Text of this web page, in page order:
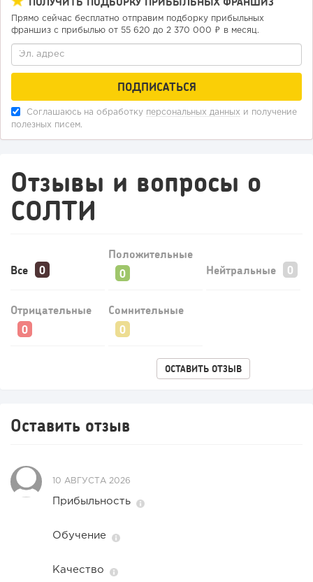
Отзыв SSL-сертификатов у банков: как это влияет на
российский...
209
Прямо сейчас бесплатно отправим подборку прибыльных
франшиз с прибылью от 55 620 до 2 370 000 ₽ в месяц.
Соглашаюсь на обработку персональных данных и получение
полезных писем.
Отзывы и вопросы о
СОЛТИ
Все
Положительные
Нейтральные
Отрицательные Сомнительные
ОСТАВИТЬ ОТЗЫВ
Оставить отзыв
10 АВГУСТА 2026
Прибыльность
Обучение
Качество